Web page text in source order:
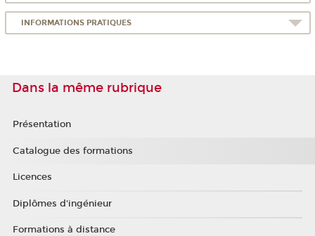
INFORMATIONS PRATIQUES
Dans la même rubrique
Présentation
Catalogue des formations
Licences
Diplômes d'ingénieur
Formations à distance